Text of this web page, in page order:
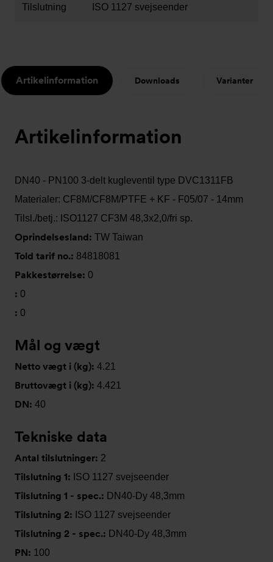
Tilslutning ISO 1127 svejseender
Artikelinformation Downloads Varianter
Artikelinformation
DN40 - PN100 3-delt kugleventil type DVC1311FB
Materialer: CF8M/CF8M/PTFE + KF - F05/07 - 14mm
Tilsl./betj.: ISO1127 CF3M 48,3x2,0/fri sp.
Oprindelsesland: TW Taiwan
Told tarif no.: 84818081
Pakkestørrelse: 0
: 0
: 0
Mål og vægt
Netto vægt i (kg): 4.21
Bruttovægt i (kg): 4.421
DN: 40
Tekniske data
Antal tilslutninger: 2
Tilslutning 1: ISO 1127 svejseender
Tilslutning 1 - spec.: DN40-Dy 48,3mm
Tilslutning 2: ISO 1127 svejseender
Tilslutning 2 - spec.: DN40-Dy 48,3mm
PN: 100